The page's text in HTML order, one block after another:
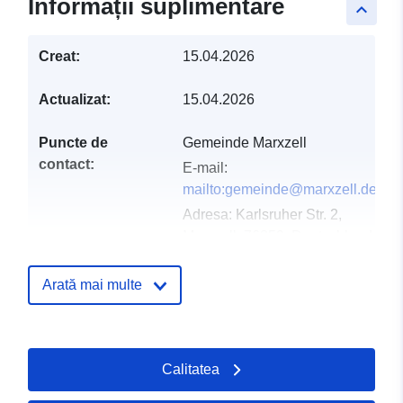
keyboard_arrow_up
Informații suplimentare
Creat: 15.04.2026
Actualizat: 15.04.2026
Puncte de
contact:
Gemeinde Marxzell
E-mail:
mailto:gemeinde@marxzell.de
Adresa: Karlsruher Str. 2,
Informații actualizate la data
25 July 2026
Arată mai multe
Calitatea